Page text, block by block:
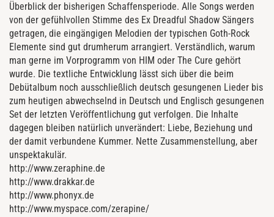
Überblick der bisherigen Schaffensperiode. Alle Songs werden
von der gefühlvollen Stimme des Ex Dreadful Shadow Sängers
getragen, die eingängigen Melodien der typischen Goth-Rock
Elemente sind gut drumherum arrangiert. Verständlich, warum
man gerne im Vorprogramm von HIM oder The Cure gehört
wurde. Die textliche Entwicklung lässt sich über die beim
Debütalbum noch ausschließlich deutsch gesungenen Lieder bis
zum heutigen abwechselnd in Deutsch und Englisch gesungenen
Set der letzten Veröffentlichung gut verfolgen. Die Inhalte
dagegen bleiben natürlich unverändert: Liebe, Beziehung und
der damit verbundene Kummer. Nette Zusammenstellung, aber
unspektakulär.
http://www.zeraphine.de
http://www.drakkar.de
http://www.phonyx.de
http://www.myspace.com/zerapine/